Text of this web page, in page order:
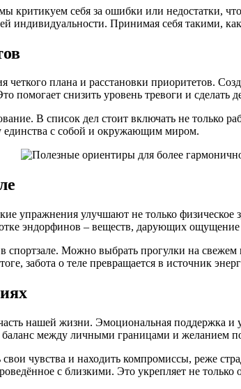
критикуем себя за ошибки или недостатки,
индивидуальности. Принимая себя такими,
четкого плана и расстановки приоритетов.
помогает снизить уровень тревоги и сделать
В список дел стоит включать не только
единства с собой и окружающим миром.
упражнения улучшают не только
эндорфинов – веществ, дарующих ощущение
Можно выбрать прогулки на
забота о теле превращается в источник
нашей жизни. Эмоциональная поддержка
между личными границами и желанием
чувства и находить компромиссы, реже
с близкими. Это укрепляет не